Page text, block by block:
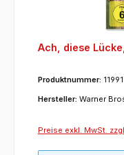
Ach, diese
Produktnummer:
Hersteller: Warner
Preise exkl. MwSt.